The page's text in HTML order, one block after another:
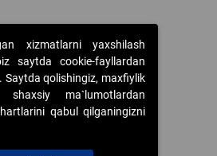
xizmatlarni yaxshilash
saytda cookie-fayllardan
Saytda qolishingiz, maxfiylik
ma`lumotlardan
qabul qilganingizni